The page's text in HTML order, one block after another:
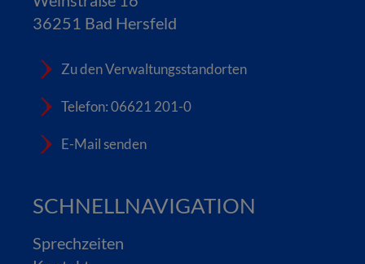
36251 Bad Hersfeld
Zu den Verwaltungsstandorten
Telefon: 06621 201-0
E-Mail senden
SCHNELLNAVIGATION
Sprechzeiten